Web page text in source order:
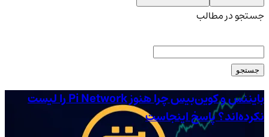
جستجو در مطالب
جستجو
بایننس و کوین‌بیس چرا هنوز Pi Network را لیست
نکرده‌اند؟ پاسخ اینجاست